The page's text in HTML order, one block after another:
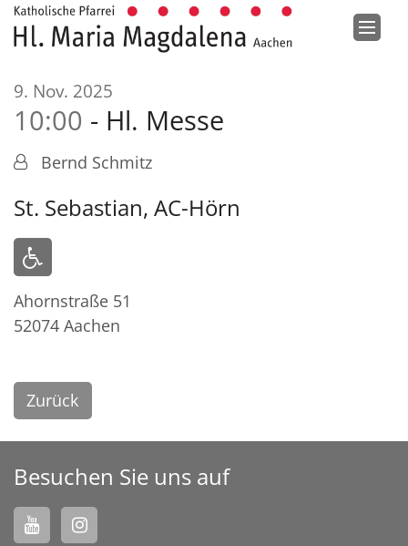
Zum Inhalt springen
9. Nov. 2025
10:00 Hl. Messe
Bernd Schmitz
St. Sebastian, AC-Hörn
Ahornstraße 51
52074 Aachen
Zurück
Besuchen Sie uns auf